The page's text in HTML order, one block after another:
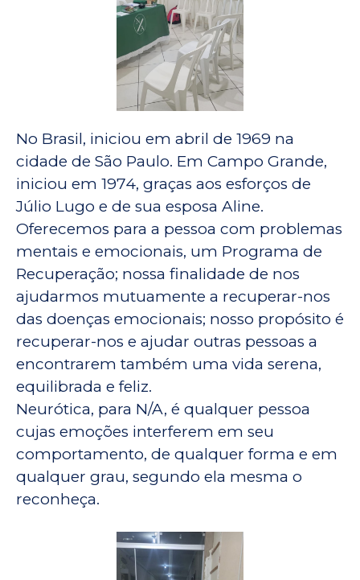
No Brasil, iniciou em abril de 1969 na
cidade de São Paulo. Em Campo Grande,
iniciou em 1974, graças aos esforços de
Júlio Lugo e de sua esposa Aline.
Oferecemos para a pessoa com problemas
mentais e emocionais, um Programa de
Recuperação; nossa finalidade de nos
ajudarmos mutuamente a recuperar-nos
das doenças emocionais; nosso propósito é
recuperar-nos e ajudar outras pessoas a
encontrarem também uma vida serena,
equilibrada e feliz.
Neurótica, para N/A, é qualquer pessoa
cujas emoções interferem em seu
comportamento, de qualquer forma e em
qualquer grau, segundo ela mesma o
reconheça.